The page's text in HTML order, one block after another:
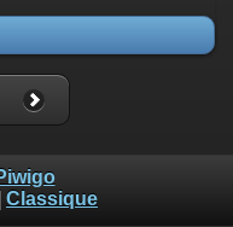
Classique